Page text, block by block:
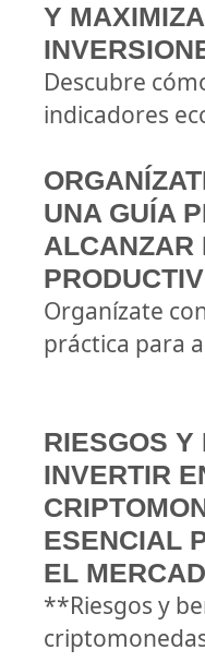
Y
Descubre
indicadores
UNA GUÍA
ALCANZAR
Organízate
práctica para
RIESGOS Y
INVERTIR
ESENCIAL
EL
**Riesgos y